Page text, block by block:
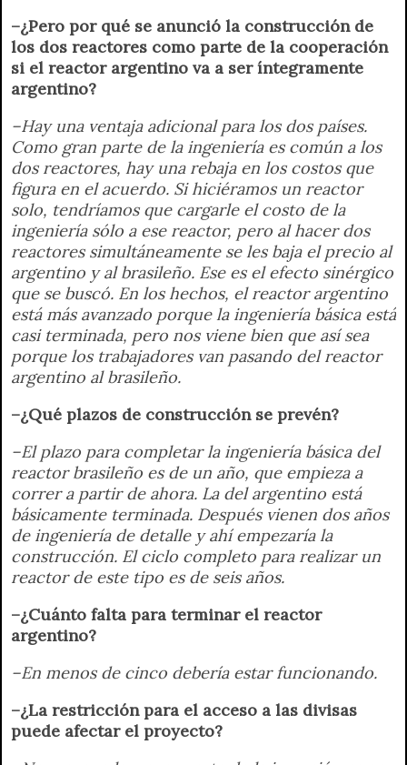
–¿Pero por qué se anunció la construcción de
los dos reactores como parte de la cooperación
si el reactor argentino va a ser íntegramente
argentino?
–Hay una ventaja adicional para los dos países.
Como gran parte de la ingeniería es común a los
dos reactores, hay una rebaja en los costos que
figura en el acuerdo. Si hiciéramos un reactor
solo, tendríamos que cargarle el costo de la
ingeniería sólo a ese reactor, pero al hacer dos
reactores simultáneamente se les baja el precio al
argentino y al brasileño. Ese es el efecto sinérgico
que se buscó. En los hechos, el reactor argentino
está más avanzado porque la ingeniería básica está
casi terminada, pero nos viene bien que así sea
porque los trabajadores van pasando del reactor
argentino al brasileño.
–¿Qué plazos de construcción se prevén?
–El plazo para completar la ingeniería básica del
reactor brasileño es de un año, que empieza a
correr a partir de ahora. La del argentino está
básicamente terminada. Después vienen dos años
de ingeniería de detalle y ahí empezaría la
construcción. El ciclo completo para realizar un
reactor de este tipo es de seis años.
–¿Cuánto falta para terminar el reactor
argentino?
–En menos de cinco debería estar funcionando.
–¿La restricción para el acceso a las divisas
puede afectar el proyecto?